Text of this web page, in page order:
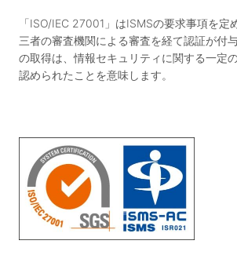
「ISO/IEC 27001」はISMSの要求事項を定
三者の審査機関による審査を経て認証が付
の取得は、情報セキュリティに関する一定
認められたことを意味します。